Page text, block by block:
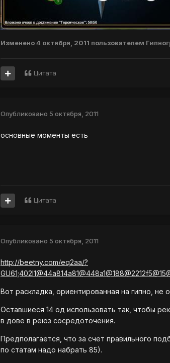
Изменено4 октября, 2011 пользователем
Цитата
Опубликовано 5 октября, 2011
основные моменты есть
Цитата
Опубликовано 5 октября, 2011
http://beetny.com/eq2aa/?
Вот раскладка, ориентированная на гипно,
Оставшиеся 14 од использовать так, чтобы
в дове в реюз сосредоточения.
Предполагается, что за счет правильного
по статам надо набрать 85).